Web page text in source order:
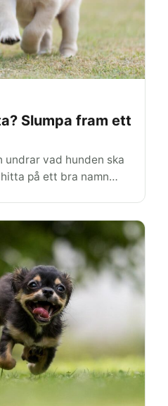
Slumpa fram ett
undrar vad hunden ska
på ett bra namn…